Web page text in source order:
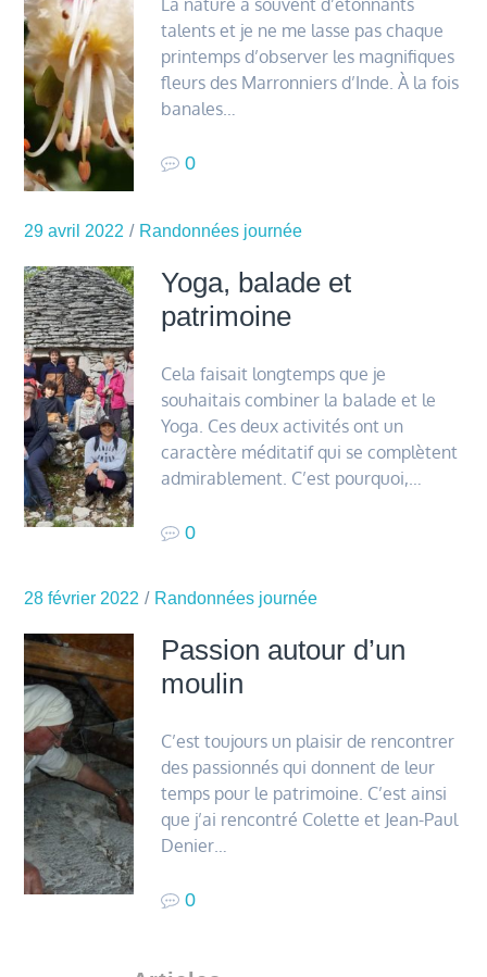
La nature a souvent d’étonnants
talents et je ne me lasse pas chaque
printemps d’observer les magnifiques
fleurs des Marronniers d’Inde. À la fois
banales…
0
29 avril 2022 Randonnées journée
Yoga, balade et
patrimoine
Cela faisait longtemps que je
souhaitais combiner la balade et le
Yoga. Ces deux activités ont un
caractère méditatif qui se complètent
admirablement. C’est pourquoi,…
0
28 février 2022 Randonnées journée
Passion autour d’un
moulin
C’est toujours un plaisir de rencontrer
des passionnés qui donnent de leur
temps pour le patrimoine. C’est ainsi
que j’ai rencontré Colette et Jean-Paul
Denier…
0